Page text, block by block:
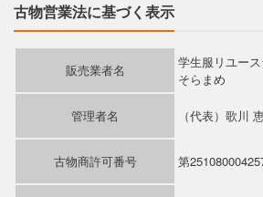
古物営業法に基づく表示
販売業者名
学生服リユー
そらまめ
管理者名 （代表）歌川
古物商許可番号 第